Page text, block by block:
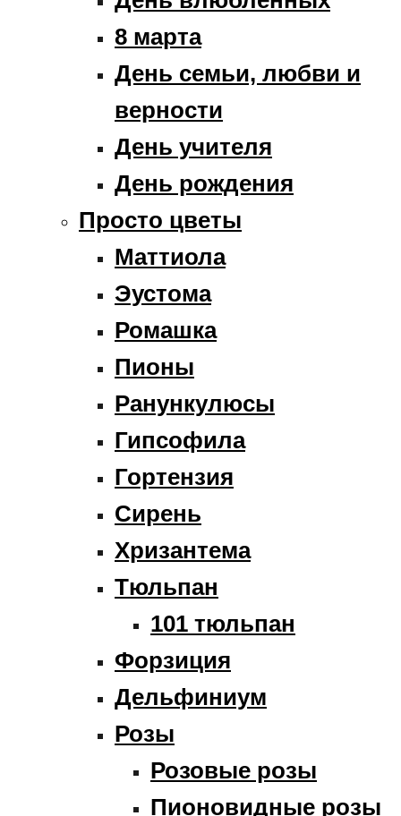
8 марта
День семьи, любви и
верности
День учителя
День рождения
Просто цветы
Маттиола
Эустома
Ромашка
Пионы
Ранункулюсы
Гипсофила
Гортензия
Сирень
Хризантема
Тюльпан
101 тюльпан
Форзиция
Дельфиниум
Розы
Розовые розы
Пионовидные розы